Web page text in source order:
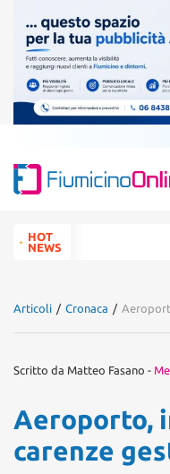
Search
for:HOT
NEWS
Articoli / Cronaca /
Scritto da Matteo Fasano -
Aeroporto,
carenze